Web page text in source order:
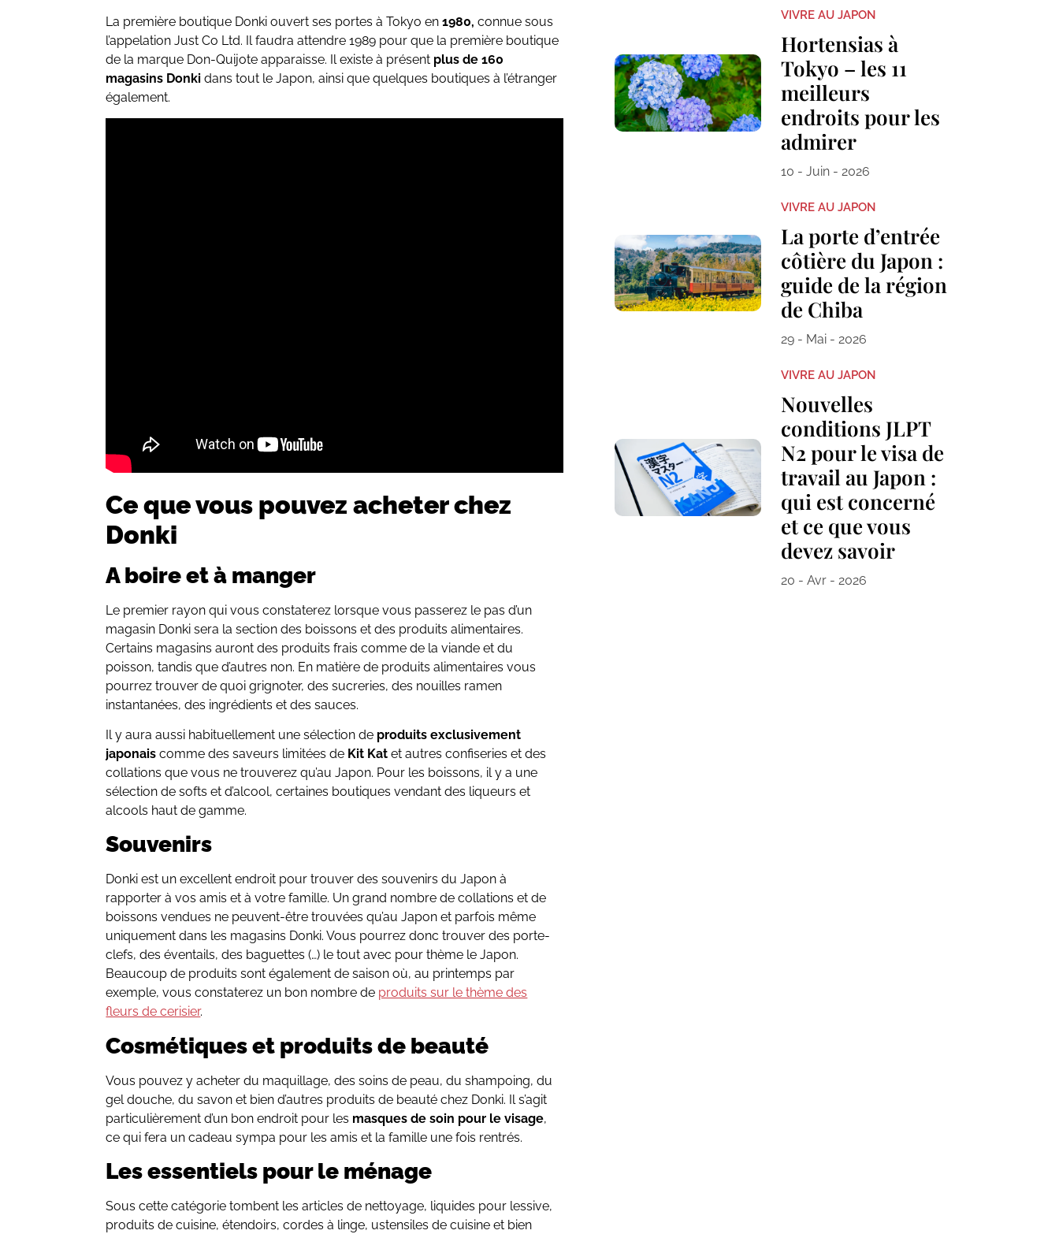
La première boutique Donki ouvert ses portes à Tokyo en1980,connue sous
l’appelation Just Co Ltd. Il faudra attendre 1989 pour que la première boutique
de la marque Don-Quijote apparaisse. Il existe à présent plus de 160
magasins Donkidans tout le Japon, ainsi que quelques boutiques à l’étranger
également.
Ce que vous pouvez acheter chez
Donki
A boire et à manger
Le premier rayon qui vous constaterez lorsque vous passerez le pas d’un
magasin Donki sera la section des boissons et des produits alimentaires.
Certains magasins auront des produits frais comme de la viande et du
poisson, tandis que d’autres non. En matière de produits alimentaires vous
pourrez trouver de quoi grignoter, des sucreries, des nouilles ramen
instantanées, des ingrédients et des sauces.
Il y aura aussi habituellement une sélection de produits exclusivement
japonais comme des saveurs limitées de Kit Katet autres confiseries et des
collations que vous ne trouverez qu’au Japon. Pour les boissons, il y a une
sélection de softs et d’alcool, certaines boutiques vendant des liqueurs et
alcools haut de gamme.
Souvenirs
Donki est un excellent endroit pour trouver des souvenirs du Japon à
rapporter à vos amis et à votre famille. Un grand nombre de collations et de
boissons vendues ne peuvent-être trouvées qu’au Japon et parfois même
uniquement dans les magasins Donki. Vous pourrez donc trouver des porte-
clefs, des éventails, des baguettes (…) le tout avec pour thème le Japon.
Beaucoup de produits sont également de saison où, au printemps par
exemple, vous constaterez un bon nombre de produits sur le thème des
fleurs de cerisier.
Cosmétiques et produits de beauté
Vous pouvez y acheter du maquillage, des soins de peau, du shampoing, du
gel douche, du savon et bien d’autres produits de beauté chez Donki. Il s’agit
particulièrement d’un bon endroit pour les masques de soin pour le visage,
ce qui fera un cadeau sympa pour les amis et la famille une fois rentrés.
Les essentiels pour le ménage
Sous cette catégorie tombent les articles de nettoyage, liquides pour lessive,
produits de cuisine, étendoirs, cordes à linge, ustensiles de cuisine et bien
VIVRE AU JAPON
Hortensias à
Tokyo – les 11
meilleurs
endroits pour les
admirer
10 - Juin - 2026
VIVRE AU JAPON
La porte d’entrée
côtière du Japon :
guide de la région
de Chiba
29 - Mai - 2026
VIVRE AU JAPON
Nouvelles
conditions JLPT
N2 pour le visa de
travail au Japon :
qui est concerné
et ce que vous
devez savoir
20 - Avr - 2026